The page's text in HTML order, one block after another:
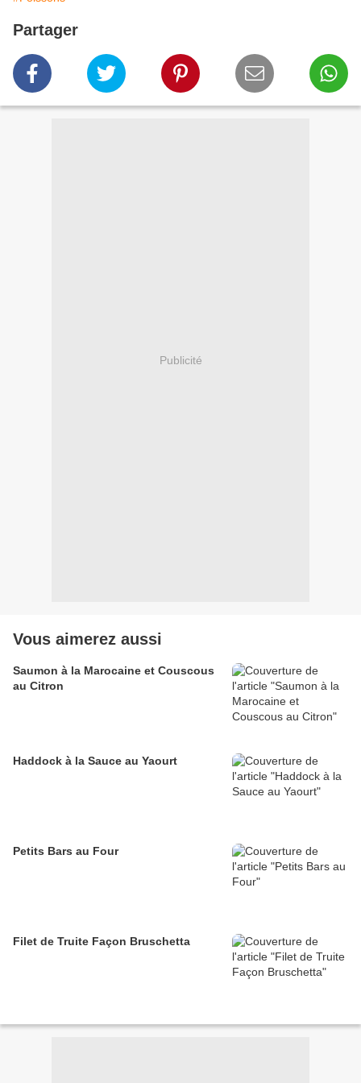
Partager
Publicité
Vous aimerez aussi
Saumon à la Marocaine et Couscous
au Citron
Haddock à la Sauce au Yaourt
Petits Bars au Four
Filet de Truite Façon Bruschetta